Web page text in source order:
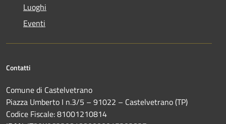
Luoghi
Eventi
Contatti
Comune di Castelvetrano
Piazza Umberto I n.3/5 – 91022 – Castelvetrano (TP)
Codice Fiscale: 81001210814